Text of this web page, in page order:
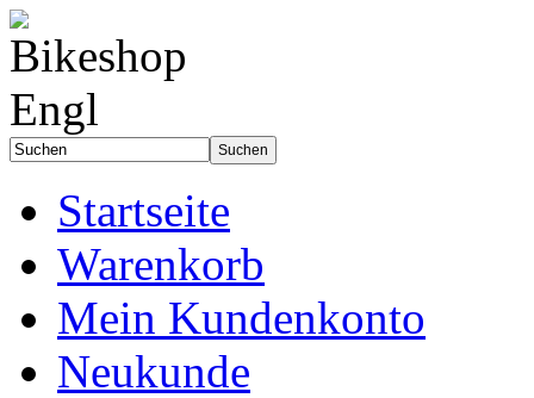
Startseite
Warenkorb
Mein Kundenkonto
Neukunde